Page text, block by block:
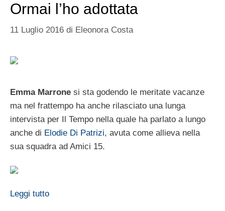
Ormai l’ho adottata
11 Luglio 2016 di Eleonora Costa
Emma Marrone si sta godendo le meritate vacanze
ma nel frattempo ha anche rilasciato una lunga
intervista per Il Tempo nella quale ha parlato a lungo
anche di Elodie Di Patrizi, avuta come allieva nella
sua squadra ad Amici 15.
Leggi tutto